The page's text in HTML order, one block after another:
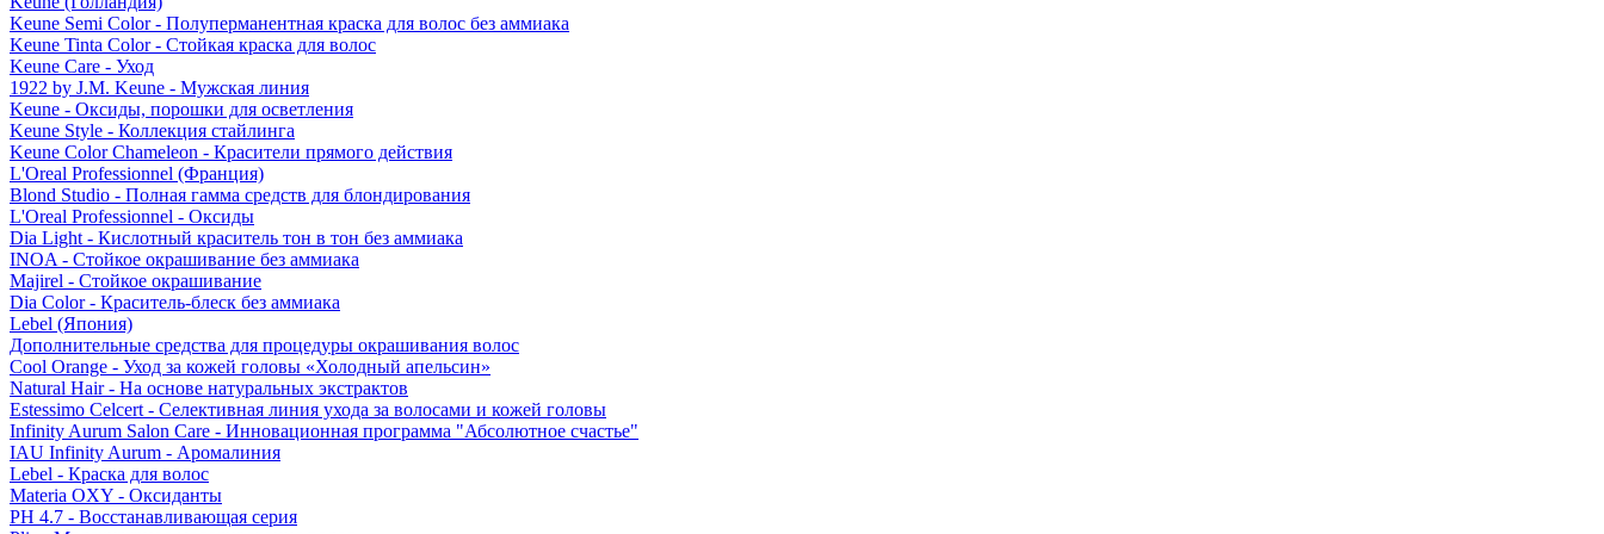
Keune Semi Color - Полуперманентная краска для волос без аммиака
Keune Tinta Color - Стойкая краска для волос
Keune Care - Уход
1922 by J.M. Keune - Мужская линия
Keune - Оксиды, порошки для осветления
Keune Style - Коллекция стайлинга
Keune Color Chameleon - Красители прямого действия
L'Oreal Professionnel (Франция)
Blond Studio - Полная гамма средств для блондирования
L'Oreal Professionnel - Оксиды
Dia Light - Кислотный краситель тон в тон без аммиака
INOA - Стойкое окрашивание без аммиака
Majirel - Стойкое окрашивание
Dia Color - Краситель-блеск без аммиака
Lebel (Япония)
Дополнительные средства для процедуры окрашивания волос
Cool Orange - Уход за кожей головы «Холодный апельсин»
Natural Hair - На основе натуральных экстрактов
Estessimo Celcert - Селективная линия ухода за волосами и кожей головы
Infinity Aurum Salon Care - Инновационная программа "Абсолютное счастье"
IAU Infinity Aurum - Аромалиния
Lebel - Краска для волос
Materia OXY - Оксиданты
PH 4.7 - Восстанавливающая серия